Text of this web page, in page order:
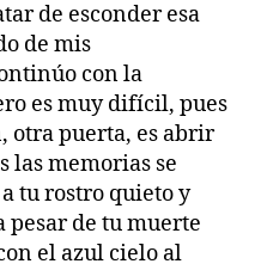
de esconder esa
de mis
con la
es muy difícil, pues
otra puerta, es abrir
las memorias se
tu rostro quieto y
de tu muerte
el azul cielo al